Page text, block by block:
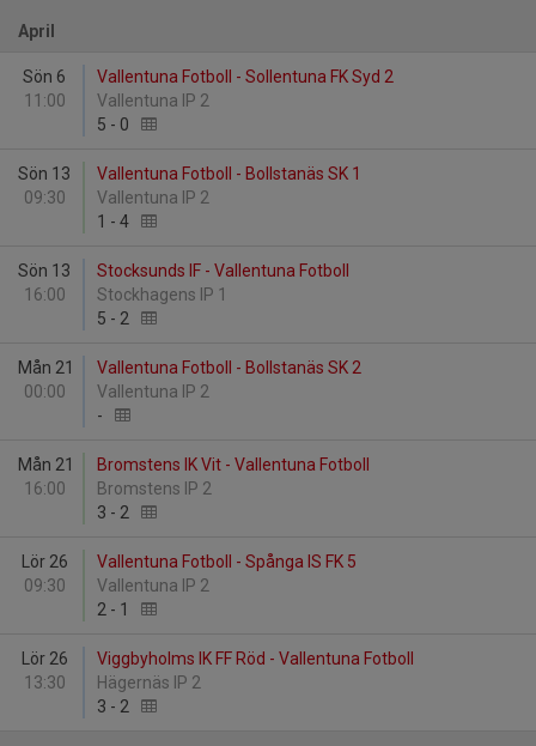
April
Sön 6
11:00
Vallentuna Fotboll - Sollentuna FK Syd 2
Vallentuna IP 2
5 - 0
Sön 13
09:30
Vallentuna Fotboll - Bollstanäs SK 1
Vallentuna IP 2
1 - 4
Sön 13
16:00
Stocksunds IF - Vallentuna Fotboll
Stockhagens IP 1
5 - 2
Mån 21
00:00
Vallentuna Fotboll - Bollstanäs SK 2
Vallentuna IP 2
-
Mån 21
16:00
Bromstens IK Vit - Vallentuna Fotboll
Bromstens IP 2
3 - 2
Lör 26
09:30
Vallentuna Fotboll - Spånga IS FK 5
Vallentuna IP 2
2 - 1
Lör 26
13:30
Viggbyholms IK FF Röd - Vallentuna Fotboll
Hägernäs IP 2
3 - 2